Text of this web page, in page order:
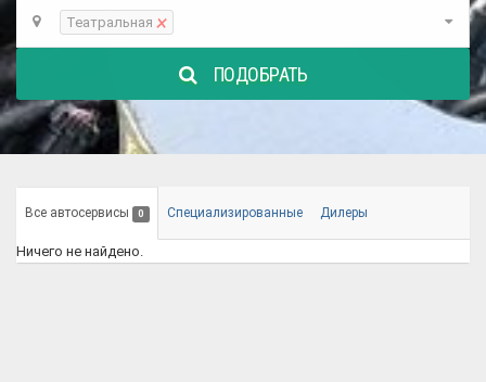
Театральная ×
ПОДОБРАТЬ
Все автосервисы 0 Специализированные Дилеры
Ничего не найдено.